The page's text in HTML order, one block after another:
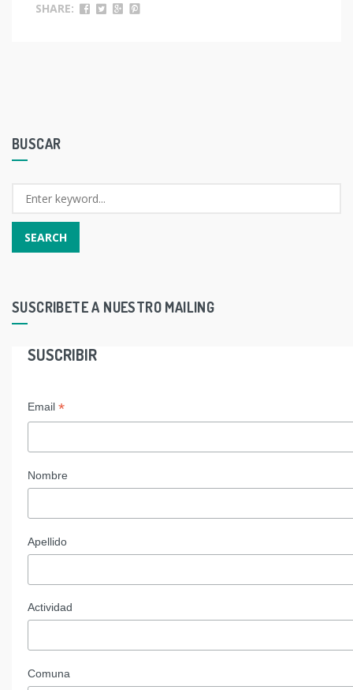
SHARE:
BUSCAR
SUSCRIBETE A NUESTRO MAILING
SUSCRIBIR
Email *
Nombre
Apellido
Actividad
Comuna